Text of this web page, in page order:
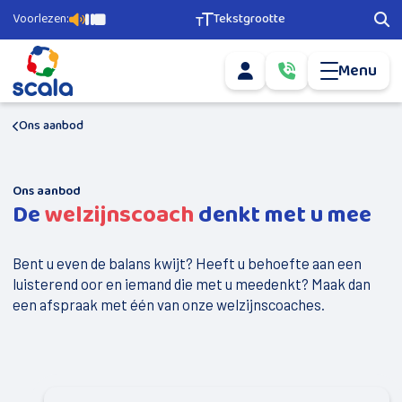
Voorlezen: Pagina voorlezen
Pauzeer voorlezen
Stop voorlezen Tekstgrootte
Tekstgrootte aanpassen
Mijn account
Mail ons via
info@scala-
welzijn.nl
Bel ons via
0­
5­
1­
­
2­
0
Menu
Agenda
Geld en Grip
Buurtsport
Nieuwkomers
Ons aanbod
Ons aanbod
Dewelzijnscoachdenkt met u mee
Bent u even de balans kwijt? Heeft u behoefte aan een
luisterend oor en iemand die met u meedenkt? Maak dan
een afspraak met één van onze welzijnscoaches.